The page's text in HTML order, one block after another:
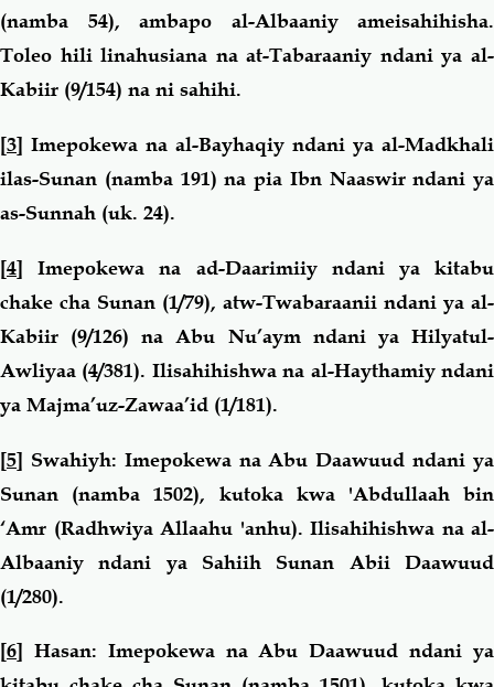
(namba 54), ambapo al-Albaaniy ameisahihisha.
Toleo hili linahusiana na at-Tabaraaniy ndani ya al-
Kabiir (9/154) na ni sahihi.
[3] Imepokewa na al-Bayhaqiy ndani ya al-Madkhali
ilas-Sunan (namba 191) na pia Ibn Naaswir ndani ya
as-Sunnah (uk. 24).
[4] Imepokewa na ad-Daarimiiy ndani ya kitabu
chake cha Sunan (1/79), atw-Twabaraanii ndani ya al-
Kabiir (9/126) na Abu Nu’aym ndani ya Hilyatul-
Awliyaa (4/381). Ilisahihishwa na al-Haythamiy ndani
ya Majma’uz-Zawaa’id (1/181).
[5] Swahiyh: Imepokewa na Abu Daawuud ndani ya
Sunan (namba 1502), kutoka kwa 'Abdullaah bin
‘Amr (Radhwiya Allaahu 'anhu). Ilisahihishwa na al-
Albaaniy ndani ya Sahiih Sunan Abii Daawuud
(1/280).
[6] Hasan: Imepokewa na Abu Daawuud ndani ya